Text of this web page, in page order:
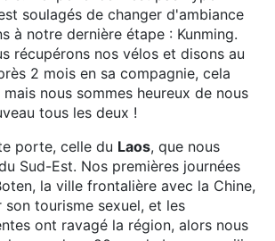
soulagés de changer d'ambiance
à notre dernière étape : Kunming.
récupérons nos vélos et disons au
2 mois en sa compagnie, cela
nous sommes heureux de nous
tous les deux !
porte, celle du Laos, que nous
Sud-Est. Nos premières journées
la ville frontalière avec la Chine,
tourisme sexuel, et les
ont ravagé la région, alors nous